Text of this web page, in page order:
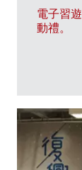
電子習
動禮。